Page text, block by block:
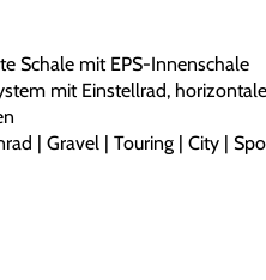
Schale mit EPS-Innenschale
mit Einstellrad,
| Gravel | Touring | City |